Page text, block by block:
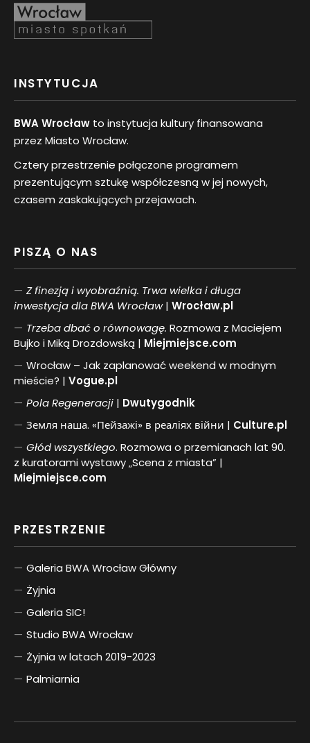
INSTYTUCJA
BWA Wrocław to instytucja kultury finansowana
przez Miasto Wrocław.
Cztery przestrzenie połączone programem
prezentującym sztukę współczesną w jej nowych,
czasem zaskakujących przejawach.
PISZĄ O NAS
Z finezją i wyobraźnią. Trwa wielka i długa
inwestycja dla BWA Wrocław| Wrocław.pl
Trzeba dbać o równowagę. Rozmowa z Maciejem
Bujko i Miką Drozdowską | Miejmiejsce.com
Wrocław – Jak zaplanować weekend w modnym
mieście? | Vogue.pl
PolaRegeneracji | Dwutygodnik
Земля наша. «Пейзажі» в реаліях війни | Culture.pl
Głód wszystkiego. Rozmowa o przemianach lat 90.
z kuratorami wystawy „Scena z miasta” |
Miejmiejsce.com
PRZESTRZENIE
Galeria BWA Wrocław Główny
Żyjnia
Galeria SIC!
Studio BWA Wrocław
Żyjnia w latach 2019-2023
Palmiarnia